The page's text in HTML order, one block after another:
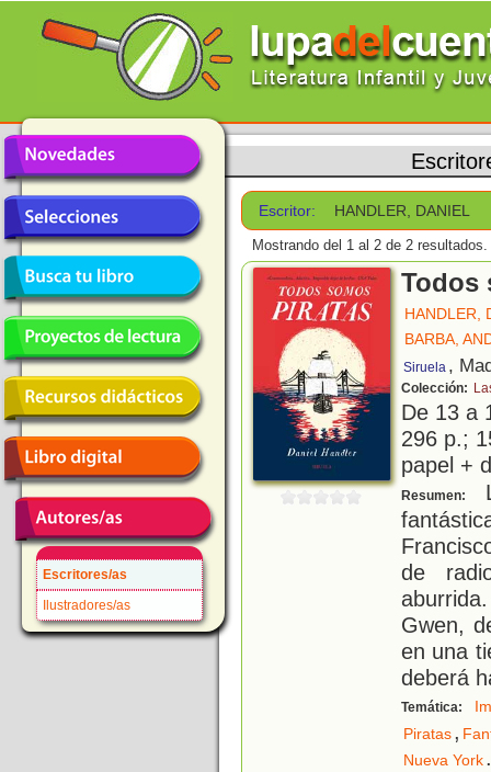
Escritores/as
Ilustradores/as
Escritor: HANDLER, DANIEL
Mostrando del 1 al 2 de 2 resultados.
Todos
HANDLER,
BARBA,
Siruela ,
Colección:
De 13 a
296 p.;
papel +
Resumen:
de
Gwen,
en una
deberá
Temática:
Piratas,
Nueva York.